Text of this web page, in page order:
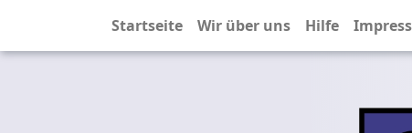
Startseite Wir über uns Hilfe